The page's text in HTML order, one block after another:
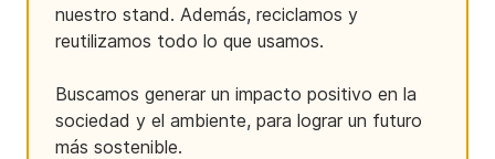
nuestro stand. Además, reciclamos y
reutilizamos todo lo que usamos.
Buscamos generar un impacto positivo en la
sociedad y el ambiente, para lograr un futuro
más sostenible.